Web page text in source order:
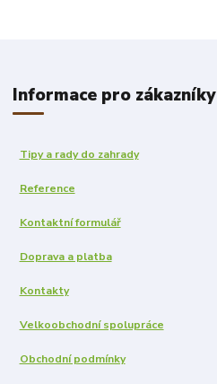
Informace pro zákazníky
Tipy a rady do zahrady
Reference
Kontaktní formulář
Doprava a platba
Kontakty
Velkoobchodní spolupráce
Obchodní podmínky